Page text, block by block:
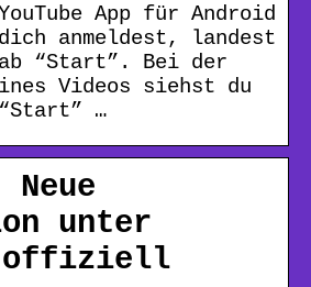
App für Android
anmeldest, landest
“Start”. Bei der
Videos siehst du
…
Neue
unter
offiziell